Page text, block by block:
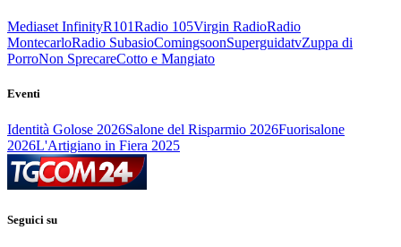
Mediaset InfinityR101Radio 105Virgin RadioRadio
MontecarloRadio SubasioComingsoonSuperguidatvZuppa di
PorroNon SprecareCotto e Mangiato
Eventi
Identità Golose 2026Salone del Risparmio 2026Fuorisalone
2026L'Artigiano in Fiera 2025
Seguici su